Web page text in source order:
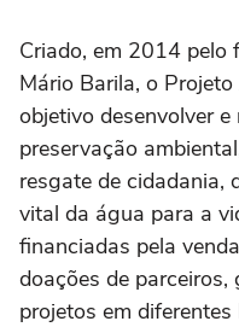
Criado, em 2014
Mário Barila, o
objetivo desenvolver
preservação
resgate de cidadania,
vital da água para a
financiadas pela
doações de
projetos em